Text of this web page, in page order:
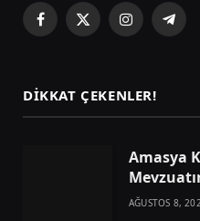
Facebook
X
Instagram
DIKKAT ÇEKENLER!
Amasya
AĞUSTOS 8,